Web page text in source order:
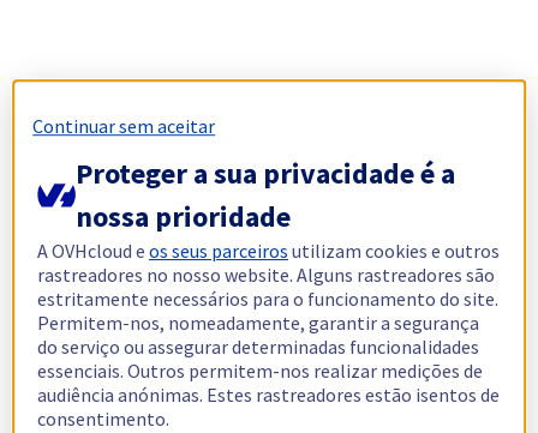
Continuar sem aceitar
Proteger a sua privacidade é a
nossa prioridade
A OVHcloud eos seus parceiros utilizam cookies e outros
rastreadores no nosso website. Alguns rastreadores são
estritamente necessários para o funcionamento do site.
Permitem-nos, nomeadamente, garantir a segurança
do serviço ou assegurar determinadas funcionalidades
essenciais. Outros permitem-nos realizar medições de
audiência anónimas. Estes rastreadores estão isentos de
consentimento.